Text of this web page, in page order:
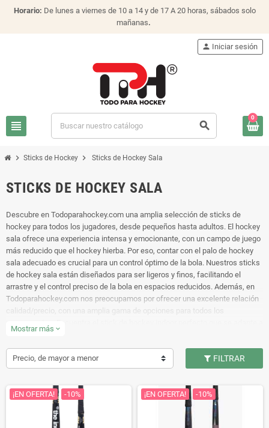
Horario: De lunes a viernes de 10 a 14 y de 17 A 20 horas, sábados solo
mañanas.
view_headline search
person Iniciar sesión
0
chevron_right Sticks de Hockey chevron_right Sticks de Hockey Sala
STICKS DE HOCKEY SALA
Descubre en Todoparahockey.com una amplia selección de sticks de
hockey para todos los jugadores, desde pequeños hasta adultos. El hockey
sala ofrece una experiencia intensa y emocionante, con un campo de juego
más reducido que el hockey hierba. Por eso, contar con el palo de hockey
sala adecuado es crucial para un control óptimo de la bola. Nuestros sticks
de hockey sala están diseñados para ser ligeros y finos, facilitando el
arrastre y el control preciso de la bola en espacios reducidos. Además, en
Todoparahockey.com nos preocupamos por ofrecer una excelente relación
Mostrar más expand_more
Precio, de mayor a menor FILTRAR
¡EN OFERTA! -10% ¡EN OFERTA! -10%